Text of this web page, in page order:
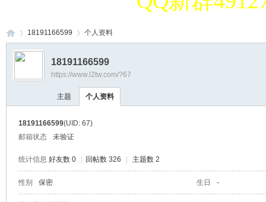
天堂2单机
›
18191166599 个人资料
18191166599
https://www.l2tw.com/?67
主题 个人资料
18191166599(UID: 67)
邮箱状态
未验证
统计信息 好友数 0 回帖数 326 主题数 2
性别 保密 生日 -